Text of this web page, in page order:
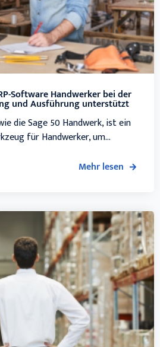
Software Handwerker bei der
und Ausführung unterstützt
die Sage 50 Handwerk, ist ein
für Handwerker, um...
Mehr lesen